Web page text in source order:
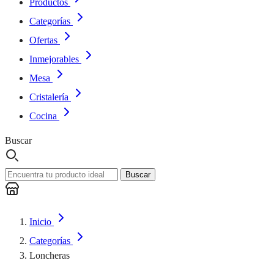
Productos
Categorías
Ofertas
Inmejorables
Mesa
Cristalería
Cocina
Buscar
Buscar
Inicio
Categorías
Loncheras